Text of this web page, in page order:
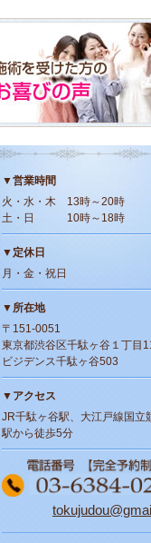
▼営業時間
火・水・木 13時～20時
土・日 10時～18時
▼定休日
月・金・祝日
▼所在地
〒151-0051
東京都渋谷区千駄ヶ谷１丁目
ビジデンス千駄ヶ谷503
▼アクセス
JR千駄ヶ谷駅、大江戸線国立
駅から徒歩5分